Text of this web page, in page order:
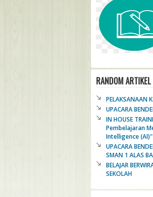
RANDOM ARTIKEL
PELAKSANAAN
UPACARA
IN HOUSE
Pembelajaran
Intelligence (AI)"
UPACARA
SMAN 1 ALAS
BELAJAR
SEKOLAH